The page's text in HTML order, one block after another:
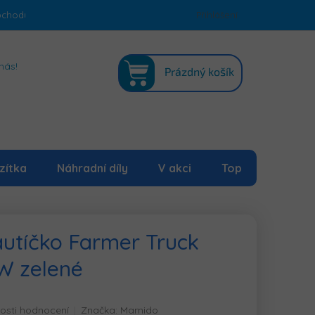
Podmínky ochrany osobních údajů Mapa serveru
Přihlášení
KOŠÍK
Prázdný košík
Náhradní díly V akci Top
Farmer Truck
zelené
hodnocení Značka: Mamido